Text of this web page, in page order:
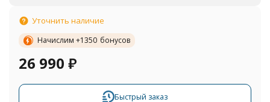
Уточнить наличие
Начислим +1350 бонусов
26 990 ₽
Быстрый заказ